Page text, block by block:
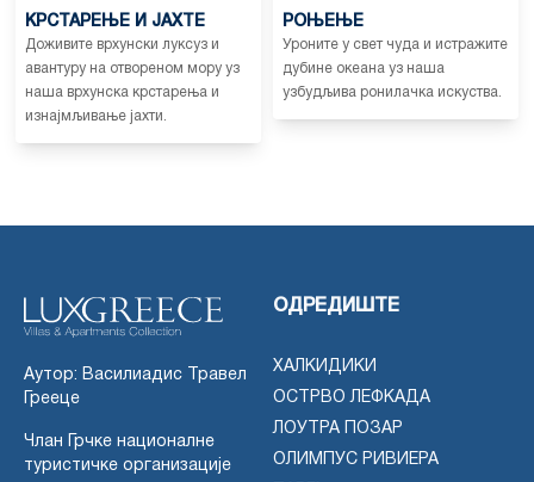
КРСТАРЕЊЕ И ЈАХТЕ
Доживите врхунски луксуз и
авантуру на отвореном мору уз
наша врхунска крстарења и
изнајмљивање јахти.
РОЊЕЊЕ
Уроните у свет чуда и истражите
дубине океана уз наша
узбудљива ронилачка искуства.
Аутор: Василиадис Травел
Грееце
Члан Грчке националне
туристичке организације
ОДРЕДИШТЕ
ХАЛКИДИКИ
ОСТРВО ЛЕФКАДА
ЛОУТРА ПОЗАР
ОЛИМПУС РИВИЕРА